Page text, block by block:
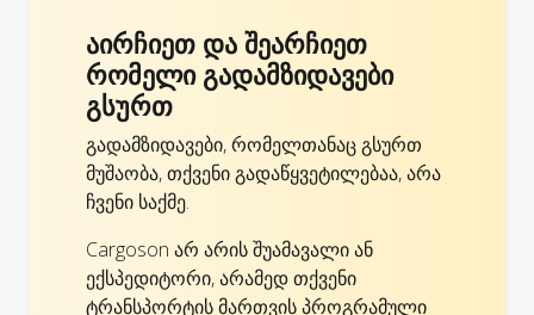
აირჩიეთ და შეარჩიეთ
რომელი გადამზიდავები
გსურთ
გადამზიდავები, რომელთანაც გსურთ
მუშაობა, თქვენი გადაწყვეტილებაა, არა
ჩვენი საქმე.
Cargoson არ არის შუამავალი ან
ექსპედიტორი, არამედ თქვენი
ტრანსპორტის მართვის პროგრამული